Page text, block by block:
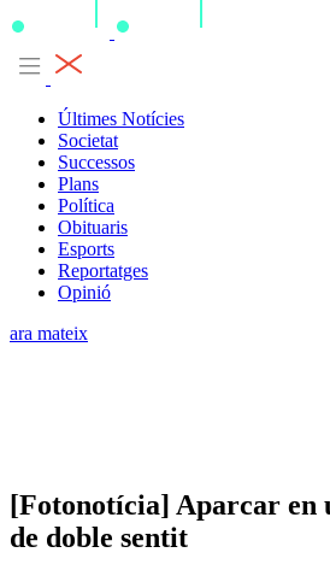
Últimes Notícies
Societat
Successos
Plans
Política
Obituaris
Esports
Reportatges
Opinió
ara mateix
[Fotonotícia] Aparcar en
de doble sentit